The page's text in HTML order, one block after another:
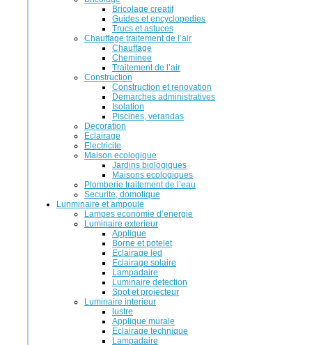
Bricolage creatif
Guides et encyclopedies
Trucs et astuces
Chauffage traitement de l’air
Chauffage
Cheminee
Traitement de l’air
Construction
Construction et renovation
Demarches administratives
Isolation
Piscines, verandas
Decoration
Eclairage
Electricite
Maison ecologique
Jardins biologiques
Maisons ecologiques
Plomberie traitement de l’eau
Securite, domotique
Lunminaire et ampoule
Lampes economie d’energie
Luminaire exterieur
Applique
Borne et potelet
Eclairage led
Eclairage solaire
Lampadaire
Luminaire detection
Spot et projecteur
Luminaire interieur
lustre
Applique murale
Eclairage technique
Lampadaire